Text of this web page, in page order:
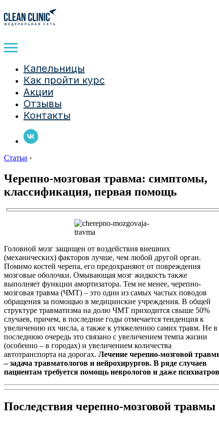
Капельницы
Как пройти курс
Акции
Отзывы
Контакты
Статьи ›
Черепно-мозговая травма: симптомы,
классификация, первая помощь
Головной мозг защищен от воздействия внешних
(механических) факторов лучше, чем любой другой орган.
Помимо костей черепа, его предохраняют от повреждения
мозговые оболочки. Омывающая мозг жидкость также
выполняет функции амортизатора. Тем не менее, черепно-
мозговая травма (ЧМТ) – это один из самых частых поводов
обращения за помощью в медицинские учреждения. В общей
структуре травматизма на долю ЧМТ приходится свыше 50%
случаев, причем, в последние годы отмечается тенденция к
увеличению их числа, а также к утяжелению самих травм. Не в
последнюю очередь это связано с увеличением темпа жизни
(особенно – в городах) и увеличением количества
автотранспорта на дорогах. Лечение черепно-мозговой
– задача травматологов и нейрохирургов. В ряде случаев
пациентам требуется помощь неврологов и даже
Последствия черепно-мозговой травмы